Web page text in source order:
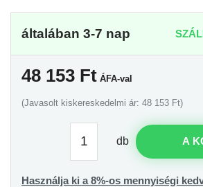
általában 3-7 nap
48 153 Ft ÁFA-val
(Javasolt kiskereskedelmi ár: 48 153 Ft)
db A
Használja ki a 8%-os mennyiségi